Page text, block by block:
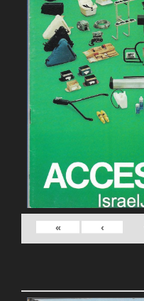
›
»